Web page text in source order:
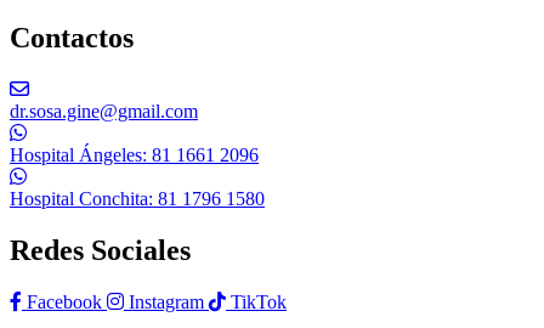
Contactos
dr.sosa.gine@gmail.com
Hospital Ángeles: 81 1661 2096
Hospital Conchita: 81 1796 1580
Redes Sociales
Facebook Instagram TikTok